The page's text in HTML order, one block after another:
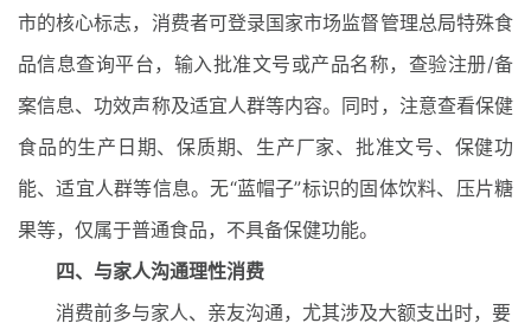
市的核心标志，消费者可登录国家市场监督管理总局特殊食
品信息查询平台，输入批准文号或产品名称，查验注册/备
案信息、功效声称及适宜人群等内容。同时，注意查看保健
食品的生产日期、保质期、生产厂家、批准文号、保健功
能、适宜人群等信息。无“蓝帽子”标识的固体饮料、压片糖
果等，仅属于普通食品，不具备保健功能。
四、与家人沟通理性消费
消费前多与家人、亲友沟通，尤其涉及大额支出时，要